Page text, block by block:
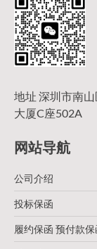
地址 深圳市南
大厦C座502A
网站导航
公司介绍
投标保函
履约保函 预付款保